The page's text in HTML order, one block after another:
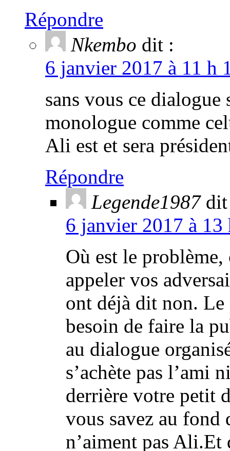
Répondre
Nkembo dit :
6 janvier 2017 à 11 h
sans vous ce
monologue comme
Ali est et sera
Répondre
Legende1987
6 janvier 2017 à
Où est le
appeler vos
ont déjà dit non. Le
besoin de faire la
au dialogue
s’achète pas l’ami
derrière votre petit
vous savez au fond
n’aiment pas Ali.Et